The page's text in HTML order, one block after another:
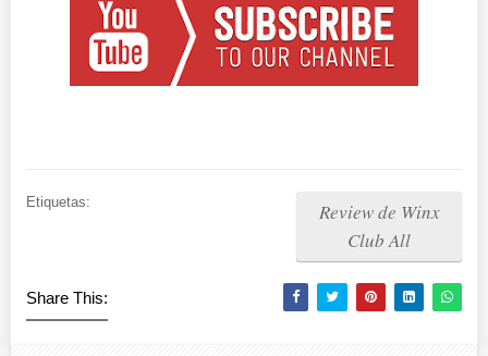
Etiquetas:
Review de Winx
Club All
Share This: